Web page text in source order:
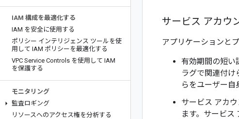
IAM 構成を最適化する
IAM を安全に使用する
ポリシー インテリジェンス ツールを使
用して IAM ポリシーを最適化する
VPC Service Controls を使用して IAM
を保護する
モニタリング
監査ロギング
リソースへのアクセス権を分析する
サービス アカウ
アプリケーションと
有効期間の短い
ラグで関連付
らをユーザー自
サービス アカ
ます。サービ